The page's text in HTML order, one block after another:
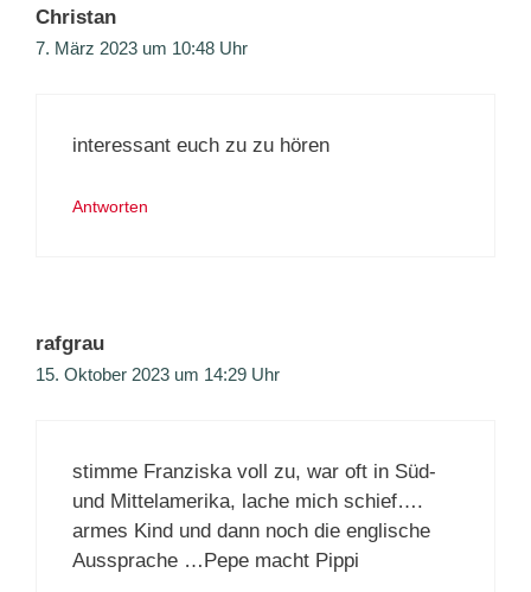
Christan
7. März 2023 um 10:48 Uhr
interessant euch zu zu hören
Antworten
rafgrau
15. Oktober 2023 um 14:29 Uhr
stimme Franziska voll zu, war oft in Süd-
und Mittelamerika, lache mich schief….
armes Kind und dann noch die englische
Aussprache …Pepe macht Pippi